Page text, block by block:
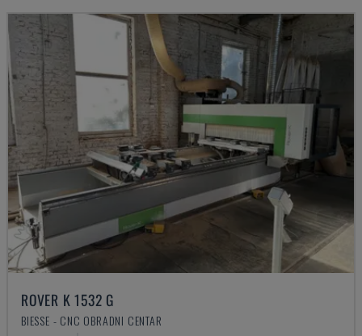
ROVER K 1532 G
BIESSE - CNC OBRADNI CENTAR